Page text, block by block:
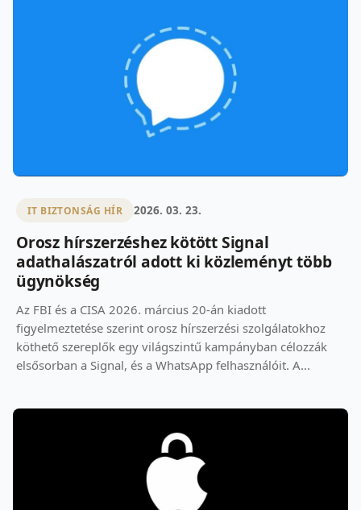
IT BIZTONSÁG HÍR 2026. 03. 23.
Orosz hírszerzéshez kötött Signal
adathalászatról adott ki közleményt több
ügynökség
Az FBI és a CISA 2026. március 20-án kiadott
figyelmeztetése szerint orosz hírszerzési szolgálatokhoz
köthető szereplők egy világszintű kampányban célozzák
elsősorban a Signal, és a WhatsApp felhasználóit. A...